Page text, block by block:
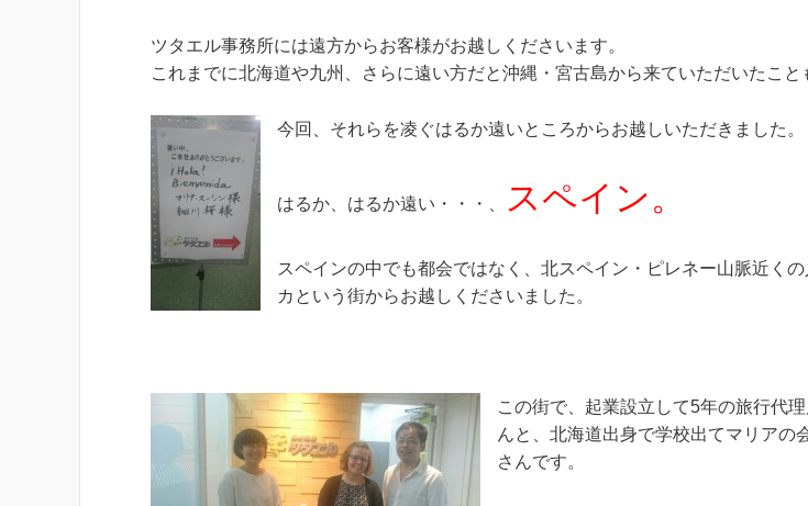
ツタエル事務所には遠方からお客様がお越しくださいます。
これまでに北海道や九州、さらに遠い方だと沖縄・宮古島から来ていただいたこと
今回、それらを凌ぐはるか遠いところからお越しいただきました。
はるか、はるか遠い・・・、 スペイン。
スペインの中でも都会ではなく、北スペイン・ピレネー山脈近く
カという街からお越しくださいました。
この街で、起業設立して5年の旅行代
んと、北海道出身で学校出てマリアの
さんです。